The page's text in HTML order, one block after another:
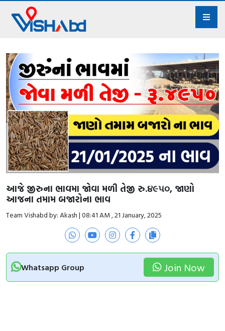
આજે જીરુના ભાવમા જોવા મળી તેજી રુ.૪૯૫૦, જાણો
આજના તમામ બજારોના ભાવ
Team Vishabd by: Akash | 08:41 AM , 21 January, 2025
Whatsapp Group Join Now